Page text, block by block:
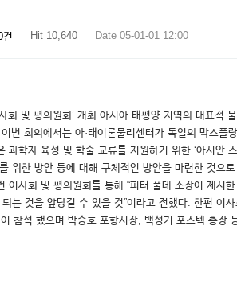
Hit 10,640 Date 05-01-01 12:00
회 및 평의원회’ 개최 아시아 태평양 지역의 대표적
이번 회의에서는 아·태이론물리센터가 독일의 막스
과학자 육성 및 학술 교류를 지원하기 위한 ‘아시안
위한 방안 등에 대해 구체적인 방안을 마련한 것으
이사회 및 평의원회를 통해 “피터 풀데 소장이 제시
는 것을 앞당길 수 있을 것”이라고 전했다. 한편 이
참석 했으며 박승호 포항시장, 백성기 포스텍 총장